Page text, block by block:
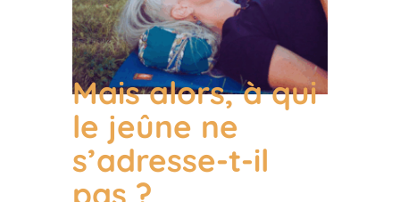
Mais alors, à qui
le jeûne ne
s’adresse-t-il